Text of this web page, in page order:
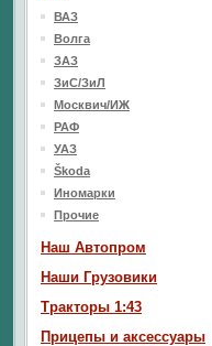
ВАЗ
Волга
ЗАЗ
ЗиС/ЗиЛ
Москвич/ИЖ
РАФ
УАЗ
Škoda
Иномарки
Прочие
Наш Aвтопром
Наши Грузовики
Тракторы 1:43
Прицепы и аксессуары